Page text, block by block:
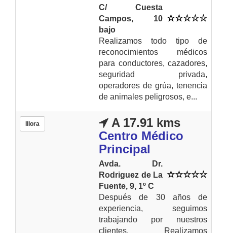
C/ Cuesta
Campos, 10
bajo
Realizamos todo tipo de
reconocimientos médicos
para conductores, cazadores,
seguridad privada,
operadores de grúa, tenencia
de animales peligrosos, e...
Illora
A 17.91 kms
Centro Médico
Principal
Avda. Dr.
Rodriguez de La
Fuente, 9, 1º C
Después de 30 años de
experiencia, seguimos
trabajando por nuestros
clientes. Realizamos